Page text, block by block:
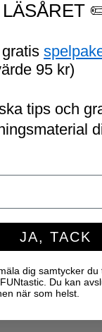
LÄSÅRET
95 kr)
tips och
JA, TACK
dig samtycker du
Du kan
när som helst.